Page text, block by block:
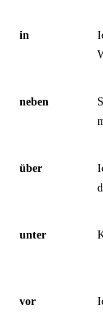
in
neben
über
unter
vor